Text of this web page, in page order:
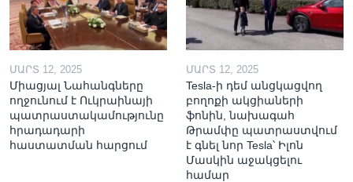
ՄԱՐՏ 12, 2025
Միացյալ Նահանգները
ողջունում է Ուկրաինայի
պատրաստակամությունը
հրադադարի
հաստատման հարցում
ՄԱՐՏ 12, 2025
Tesla-ի դեմ անցկացվող
բողոքի ակցիաների
ֆոնին, նախագահ
Թրամփը պատրաստվում
է գնել նոր Tesla՝ Իլոն
Մասկին աջակցելու
համար